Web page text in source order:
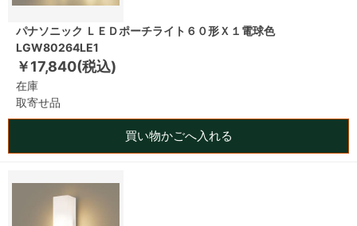
パナソニック ＬＥＤポーチライト６０形Ｘ１電球色
LGW80264LE1
￥17,840(税込)
在庫
取寄せ品
買い物かごへ入れる